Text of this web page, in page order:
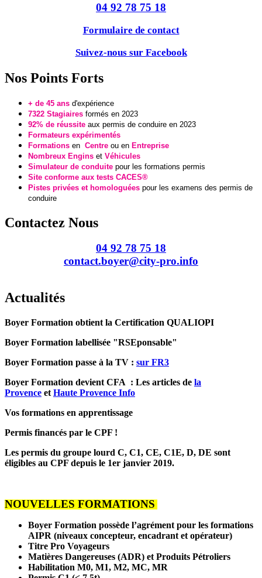
04 92 78 75 18
Formulaire de contact
Suivez-nous sur Facebook
Nos Points Forts
+ de 45 ans d'expérience
7322 Stagiaires formés en 2023
92% de réussite aux permis de conduire en 2023
Formateurs expérimentés
Formations en Centre ou en Entreprise
Nombreux Engins et Véhicules
Simulateur de conduite pour les formations permis
Site conforme aux tests CACES®
Pistes privées et homologuées pour les examens des permis de
conduire
Contactez Nous
04 92 78 75 18
contact.boyer@city-pro.info
Actualités
Boyer Formation obtient la Certification QUALIOPI
Boyer Formation labellisée "RSEponsable"
Boyer Formation passe à la TV : sur FR3
Boyer Formation devient CFA : Les articles de la
Provence et Haute Provence Info
Vos formations en apprentissage
Permis financés par le CPF !
Les permis du groupe lourd C, C1, CE, C1E, D, DE sont
éligibles au CPF depuis le 1er janvier 2019.
NOUVELLES FORMATIONS
Boyer Formation possède l’agrément pour les formations
AIPR (niveaux concepteur, encadrant et opérateur)
Titre Pro Voyageurs
Matières Dangereuses (ADR) et Produits Pétroliers
Habilitation M0, M1, M2, MC, MR